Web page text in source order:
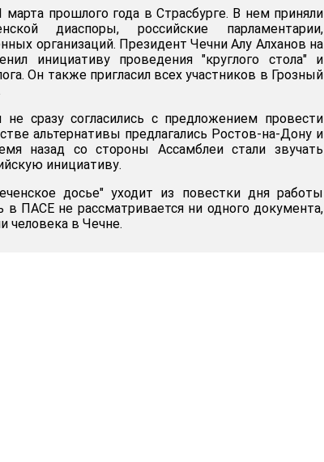
марта прошлого года в Страсбурге. В нем приняли
диаспоры, российские парламентарии,
организаций. Президент Чечни Алу Алханов на
инициативу проведения "круглого стола" и
Он также пригласил всех участников в Грозный
сразу согласились с предложением провести
альтернативы предлагались Ростов-на-Дону и
назад со стороны Ассамблеи стали звучать
инициативу.
досье" уходит из повестки дня работы
в ПАСЕ не рассматривается ни одного документа,
человека в Чечне.